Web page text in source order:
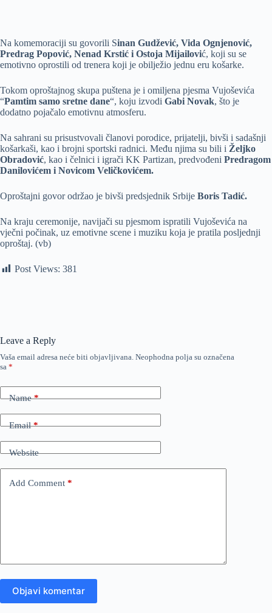
Na komemoraciji su govorili Sinan Gudžević, Vida Ognjenović,
Predrag Popović, Nenad Krstić i Ostoja Mijailović, koji su se
emotivno oprostili od trenera koji je obilježio jednu eru košarke.
Tokom oproštajnog skupa puštena je i omiljena pjesma Vujoševića
“Pamtim samo sretne dane“, koju izvodi Gabi Novak, što je
dodatno pojačalo emotivnu atmosferu.
Na sahrani su prisustvovali članovi porodice, prijatelji, bivši i sadašnji
košarkaši, kao i brojni sportski radnici. Među njima su bili i Željko
Obradović, kao i čelnici i igrači KK Partizan, predvođeni Predragom
Danilovićem i Novicom Veličkovićem.
Oproštajni govor održao je bivši predsjednik Srbije Boris Tadić.
Na kraju ceremonije, navijači su pjesmom ispratili Vujoševića na
vječni počinak, uz emotivne scene i muziku koja je pratila posljednji
oproštaj. (vb)
Post Views: 381
Leave a Reply
Vaša email adresa neće biti objavljivana. Neophodna polja su označena
sa *
Name*
Email*
Website
Add Comment *
Objavi komentar